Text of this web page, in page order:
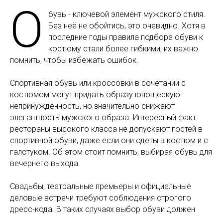
О
бувь - ключевой элемент мужского стиля.
Без неё не обойтись, это очевидно. Хотя в
последние годы правила подбора обуви к
костюму стали более гибкими, их важно
помнить, чтобы избежать ошибок.
Спортивная обувь или кроссовки в сочетании с
костюмом могут придать образу юношескую
непринуждённость, но значительно снижают
элегантность мужского образа. Интересный факт:
рестораны высокого класса не допускают гостей в
спортивной обуви, даже если они одеты в костюм и с
галстуком. Об этом стоит помнить, выбирая обувь для
вечернего выхода.
Свадьбы, театральные премьеры и официальные
деловые встречи требуют соблюдения строгого
дресс-кода. В таких случаях выбор обуви должен